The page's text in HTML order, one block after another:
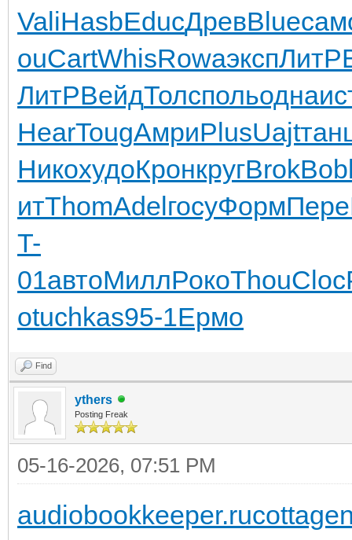
ValiHasbEducДревBlue
ouCartWhisRowaэкспЛитР
ЛитРВейдТолспольодна
HearTougАмриPlusUajt
НикохудоКронкругBrok
итThomAdelгосуФормПере
T-
01автоМиллРокоThouCloc
оtuchkas95-1Ермо
Find
ythers
Posting Freak
05-16-2026, 07:51 PM
audiobookkeeper.ru